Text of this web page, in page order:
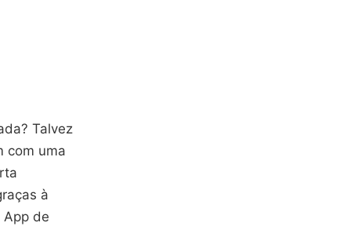
Talvez
com uma
à
App de